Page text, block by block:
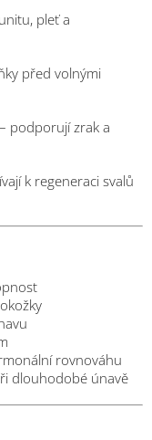
pleť a
před volnými
– podporují zrak a
k regeneraci svalů
rovnováhu
dlouhodobé únavě